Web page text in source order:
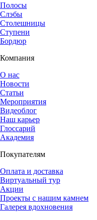
Полосы
Слэбы
Столешницы
Ступени
Бордюр
Компания
О нас
Новости
Статьи
Мероприятия
Видеоблог
Наш карьер
Глоссарий
Академия
Покупателям
Оплата и доставка
Виртуальный тур
Акции
Проекты с нашим камнем
Галерея вдохновения